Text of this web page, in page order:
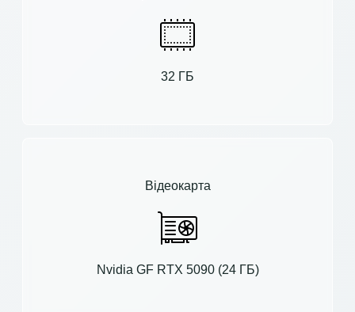
32 ГБ
Відеокарта
Nvidia GF RTX 5090 (24 ГБ)